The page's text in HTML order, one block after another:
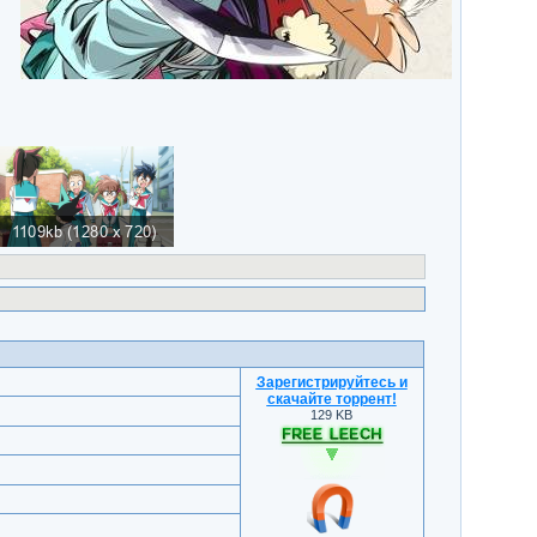
Зарегистрируйтесь и
скачайте торрент!
129 KB